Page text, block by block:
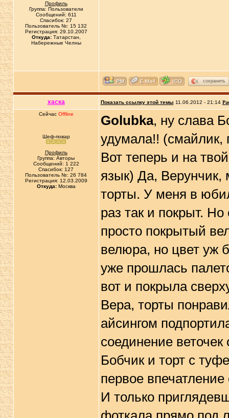
Профиль
Группа: Пользователи
Сообщений: 611
Спасибок: 27
Пользователь №: 15 132
Регистрация: 29.10.2007
Откуда:Татарстан,
Набережные Челны
сохранить
хаска Показать ссылку этой темы 11.06.2012 - 21:14
Сейчас Offline
Шеф-повар
Профиль
Группа: Авторы
Сообщений: 1 222
Спасибок: 127
Пользователь №: 26 784
Регистрация: 12.03.2009
Откуда:Москва
Golubka, ну слава
удумала!! (смайлик,
Вот теперь и на
язык) Да,
торты. У меня в
раз так и покрыт.
просто покрытый
велюра, но цвет уж
уже прошлась
вот и покрыла
Вера, торты
айсингом
соединение
Бобчик и торт с
первое
И только